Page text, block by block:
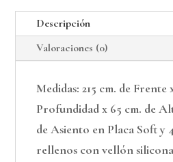
Descripción
Valoraciones (0)
Medidas: 215 cm. de Frente
Profundidad x 65 cm. de
de Asiento en Placa Soft y
rellenos con vellón